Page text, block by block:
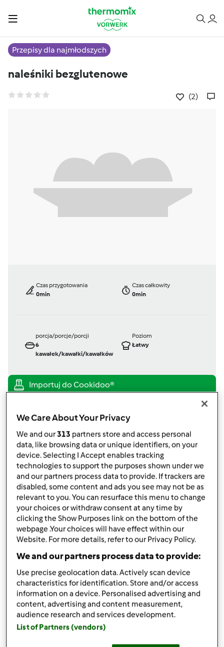
Przepisy dla najmłodszych
naleśniki bezglutenowe
(2)
Czas przygotowania
0min
Czas całkowity
0min
porcja/porcje/porcji
6
kawałek/kawałki/kawałków
Poziom
Łatwy
przezGość
opublikowany: 02/04/14
zmieniono dnia: 02/04/14
Dodaj do moich kolekcji
podziel się przepisem
Stwórz wariant
Składniki
melak krowiego lub sojowego
100gmąki bezglutenowej np. Schar
100gmleka krowiego lub sojowego
1jajko
We Care About Your Privacy
We and our313 partners store and access personal
data, like browsing data or unique identifiers, on your
device. Selecting I Accept enables tracking
technologies to support the purposes shown under we
and our partners process data to provide. If trackers are
disabled, some content and ads you see may not be as
relevant to you. You can resurface this menu to change
your choices or withdraw consent at any time by
clicking the Show Purposes link on the bottom of the
webpage .Your choices will have effect within our
Website. For more details, refer to our Privacy Policy.
We and our partners process data to provide:
Use precise geolocation data. Actively scan device
characteristics for identification. Store and/or access
information on a device. Personalised advertising and
content, advertising and content measurement,
audience research and services development.
List of Partners (vendors)